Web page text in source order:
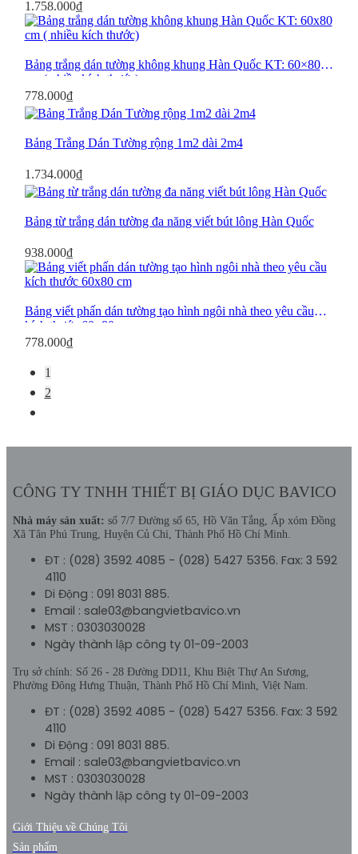
Bảng Di Động 2 Mặt
1.758.000₫
Bảng trắng dán tường không khung Hàn Quốc KT: 60×80
cm ( nhiều kích thước)
778.000₫
Bảng Trắng Dán Tường rộng 1m2 dài 2m4
1.734.000₫
Bảng từ trắng dán tường đa năng viết bút lông Hàn Quốc
938.000₫
Bảng viết phấn dán tường tạo hình ngôi nhà theo yêu cầu
kích thước 60×80 cm
778.000₫
1
2
CÔNG TY TNHH THIẾT BỊ GIÁO DỤC BAVICO
Nhà máy sản xuất: số 7/7 Đường số 65, Hồ Văn Tắng, Ấp xóm Đồng
Xã Tân Phú Trung, Huyện Củ Chi, Thành Phố Hồ Chí Minh.
ĐT : (028) 3592 4085 - (028) 5427 5356. Fax: 3 592
4110
Di Động : 091 8031 885.
Email : sale03@bangvietbavico.vn
MST : 0303030028
Ngày thành lập công ty 01-09-2003
Trụ sở chính: Số 26 - 28 Đường DD11, Khu Biệt Thự An Sương,
Phường Đông Hưng Thuận, Thành Phố Hồ Chí Minh, Việt Nam.
ĐT : (028) 3592 4085 - (028) 5427 5356. Fax: 3 592
4110
Di Động : 091 8031 885.
Email : sale03@bangvietbavico.vn
MST : 0303030028
Ngày thành lập công ty 01-09-2003
Giới Thiệu về Chúng Tôi
Sản phẩm